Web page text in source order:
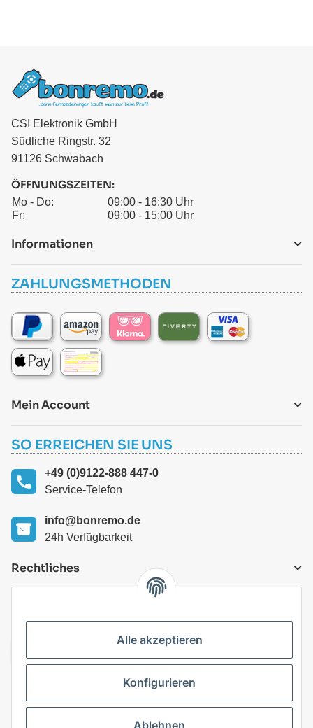
CSI Elektronik GmbH
Südliche Ringstr. 32
91126 Schwabach
ÖFFNUNGSZEITEN:
Mo - Do:
09:00 - 16:30 Uhr
Fr:
09:00 - 15:00 Uhr
Informationen
ZAHLUNGSMETHODEN
Mein Account
SO ERREICHEN SIE UNS
+49 (0)9122-888 447-0
Service-Telefon
info@bonremo.de
24h Verfügbarkeit
Rechtliches
Alle akzeptieren
Konfigurieren